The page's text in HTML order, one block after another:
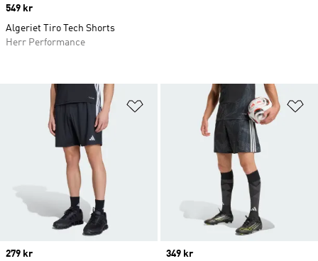
Lägg till på önskelistan
Price
279 kr
Price
349 kr
Price
549 kr
Algeriet Tiro Tech Shorts
Herr Performance